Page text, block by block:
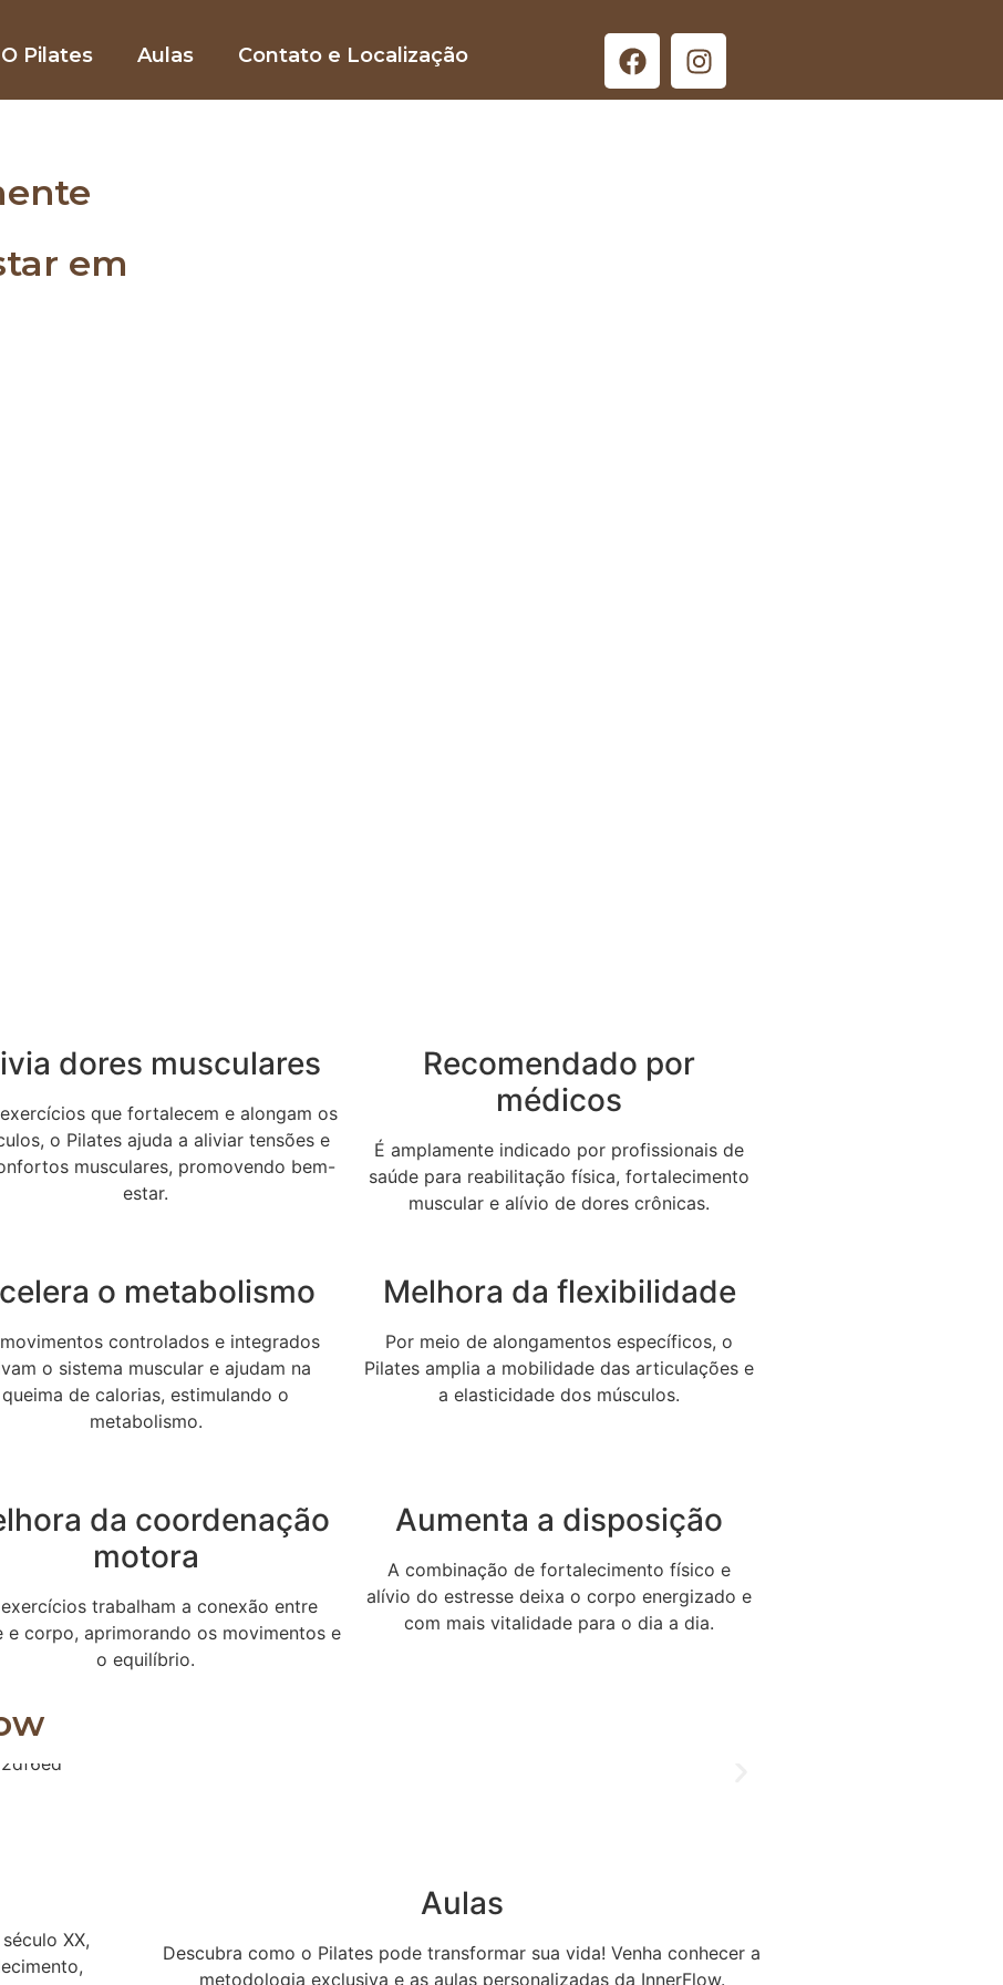
O Pilates Aulas Contato e Localização
em
dores musculares
que fortalecem e alongam os
o Pilates ajuda a aliviar tensões e
musculares, promovendo bem-
estar.
Recomendado por
médicos
É amplamente indicado por profissionais de
saúde para reabilitação física, fortalecimento
muscular e alívio de dores crônicas.
o metabolismo
controlados e integrados
o sistema muscular e ajudam na
queima de calorias, estimulando o
metabolismo.
Melhora da flexibilidade
Por meio de alongamentos específicos, o
Pilates amplia a mobilidade das articulações e
a elasticidade dos músculos.
da coordenação
motora
trabalham a conexão entre
e corpo, aprimorando os movimentos e
o equilíbrio.
Aumenta a disposição
A combinação de fortalecimento físico e
alívio do estresse deixa o corpo energizado e
com mais vitalidade para o dia a dia.
XX,
Aulas
Descubra como o Pilates pode transformar sua vida! Venha conhecer a
metodologia exclusiva e as aulas personalizadas da InnerFlow.